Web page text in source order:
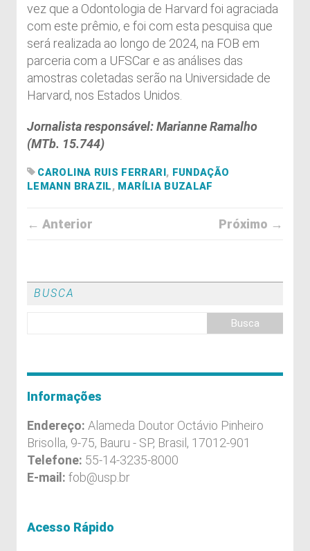
vez que a Odontologia de Harvard foi agraciada
com este prêmio, e foi com esta pesquisa que
será realizada ao longo de 2024, na FOB em
parceria com a UFSCar e as análises das
amostras coletadas serão na Universidade de
Harvard, nos Estados Unidos.
Jornalista responsável: Marianne Ramalho
(MTb. 15.744)
CAROLINA RUIS FERRARI , FUNDAÇÃO
LEMANN BRAZIL, MARÍLIA BUZALAF
← Anterior Próximo →
BUSCA
Informações
Endereço: Alameda Doutor Octávio Pinheiro
Brisolla, 9-75, Bauru - SP, Brasil, 17012-901
Telefone: 55-14-3235-8000
E-mail: fob@usp.br
Acesso Rápido